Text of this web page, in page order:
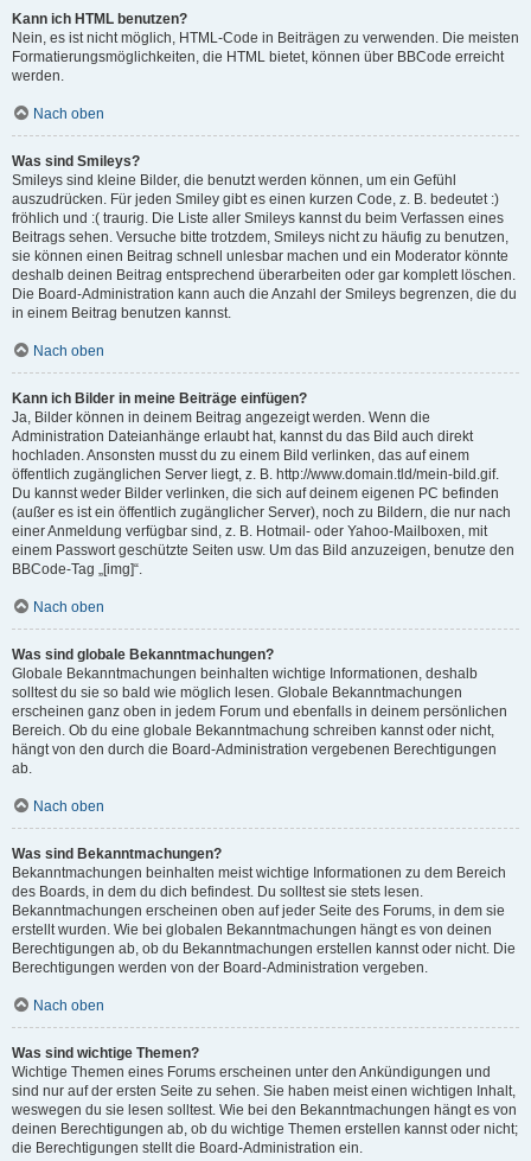
Kann ich HTML benutzen?
Nein, es ist nicht möglich, HTML-Code in Beiträgen zu verwenden. Die meisten
Formatierungsmöglichkeiten, die HTML bietet, können über BBCode erreicht
werden.
Nach oben
Was sind Smileys?
Smileys sind kleine Bilder, die benutzt werden können, um ein Gefühl
auszudrücken. Für jeden Smiley gibt es einen kurzen Code, z. B. bedeutet :)
fröhlich und :( traurig. Die Liste aller Smileys kannst du beim Verfassen eines
Beitrags sehen. Versuche bitte trotzdem, Smileys nicht zu häufig zu benutzen,
sie können einen Beitrag schnell unlesbar machen und ein Moderator könnte
deshalb deinen Beitrag entsprechend überarbeiten oder gar komplett löschen.
Die Board-Administration kann auch die Anzahl der Smileys begrenzen, die du
in einem Beitrag benutzen kannst.
Nach oben
Kann ich Bilder in meine Beiträge einfügen?
Ja, Bilder können in deinem Beitrag angezeigt werden. Wenn die
Administration Dateianhänge erlaubt hat, kannst du das Bild auch direkt
hochladen. Ansonsten musst du zu einem Bild verlinken, das auf einem
öffentlich zugänglichen Server liegt, z. B. http://www.domain.tld/mein-bild.gif.
Du kannst weder Bilder verlinken, die sich auf deinem eigenen PC befinden
(außer es ist ein öffentlich zugänglicher Server), noch zu Bildern, die nur nach
einer Anmeldung verfügbar sind, z. B. Hotmail- oder Yahoo-Mailboxen, mit
einem Passwort geschützte Seiten usw. Um das Bild anzuzeigen, benutze den
BBCode-Tag „[img]“.
Nach oben
Was sind globale Bekanntmachungen?
Globale Bekanntmachungen beinhalten wichtige Informationen, deshalb
solltest du sie so bald wie möglich lesen. Globale Bekanntmachungen
erscheinen ganz oben in jedem Forum und ebenfalls in deinem persönlichen
Bereich. Ob du eine globale Bekanntmachung schreiben kannst oder nicht,
hängt von den durch die Board-Administration vergebenen Berechtigungen
ab.
Nach oben
Was sind Bekanntmachungen?
Bekanntmachungen beinhalten meist wichtige Informationen zu dem Bereich
des Boards, in dem du dich befindest. Du solltest sie stets lesen.
Bekanntmachungen erscheinen oben auf jeder Seite des Forums, in dem sie
erstellt wurden. Wie bei globalen Bekanntmachungen hängt es von deinen
Berechtigungen ab, ob du Bekanntmachungen erstellen kannst oder nicht. Die
Berechtigungen werden von der Board-Administration vergeben.
Nach oben
Was sind wichtige Themen?
Wichtige Themen eines Forums erscheinen unter den Ankündigungen und
sind nur auf der ersten Seite zu sehen. Sie haben meist einen wichtigen Inhalt,
weswegen du sie lesen solltest. Wie bei den Bekanntmachungen hängt es von
deinen Berechtigungen ab, ob du wichtige Themen erstellen kannst oder nicht;
die Berechtigungen stellt die Board-Administration ein.